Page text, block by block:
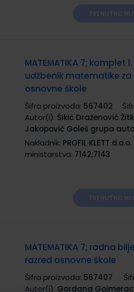
MATEMATIKA 7; komplet
udžbenik matematike za
osnovne škole
Šifra proizvoda: 567402
Autor(i): Šikić Draženović
Jakopović Goleš grupa
Nakladnik: PROFIL KLETT d.o.o.
ministarstva: 7142;7143
MATEMATIKA 7; radna
razred osnovne škole
Šifra proizvoda: 567407
Autor(i): Gordana